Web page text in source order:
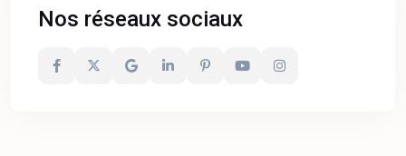
Nos réseaux sociaux